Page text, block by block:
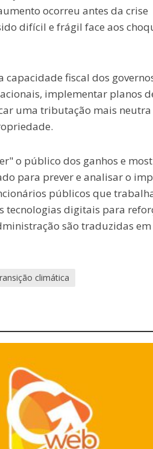
ocorreu antes da crise
difícil e frágil face aos
capacidade fiscal dos
implementar planos
uma tributação mais
o público dos ganhos e
para prever e analisar o
públicos que
tecnologias digitais para
são traduzidas em
climática